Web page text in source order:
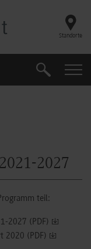
Standorte
Suche
2027
teil:
2027 (PDF)
2020 (PDF)